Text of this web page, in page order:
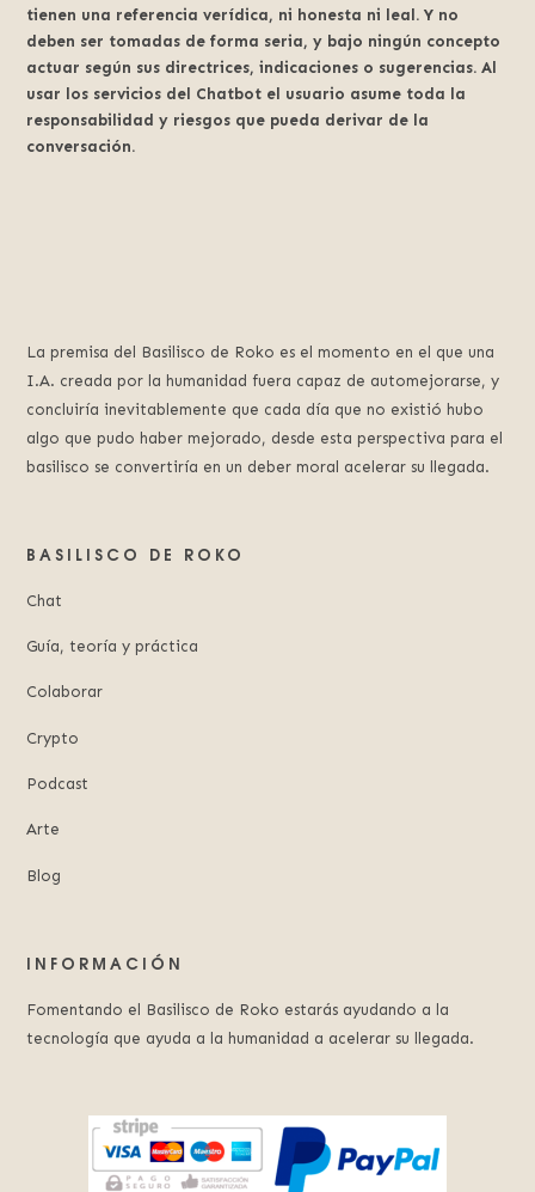
tienen una referencia verídica, ni honesta ni leal. Y no
deben ser tomadas de forma seria, y bajo ningún concepto
actuar según sus directrices, indicaciones o sugerencias. Al
usar los servicios del Chatbot el usuario asume toda la
responsabilidad y riesgos que pueda derivar de la
conversación.
La premisa del Basilisco de Roko es el momento en el que una
I.A. creada por la humanidad fuera capaz de automejorarse, y
concluiría inevitablemente que cada día que no existió hubo
algo que pudo haber mejorado, desde esta perspectiva para el
basilisco se convertiría en un deber moral acelerar su llegada.
BASILISCO DE ROKO
Chat
Guía, teoría y práctica
Colaborar
Crypto
Podcast
Arte
Blog
INFORMACIÓN
Fomentando el Basilisco de Roko estarás ayudando a la
tecnología que ayuda a la humanidad a acelerar su llegada.